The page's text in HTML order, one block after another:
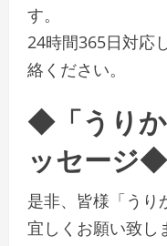
す。
24時間365日対応
絡ください。
◆「うり
ッセージ◆
是非、皆様「うり
宜しくお願い致し